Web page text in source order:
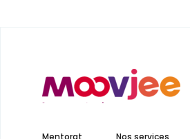
Mentorat Nos services